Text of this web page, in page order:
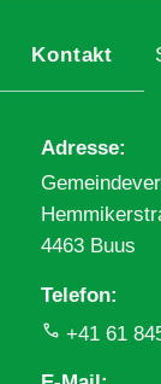
Kontakt
Adresse
4463 Buus
Telefon
+41 61